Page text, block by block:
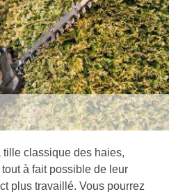
tille classique des haies,
tout à fait possible de leur
plus travaillé. Vous pourrez